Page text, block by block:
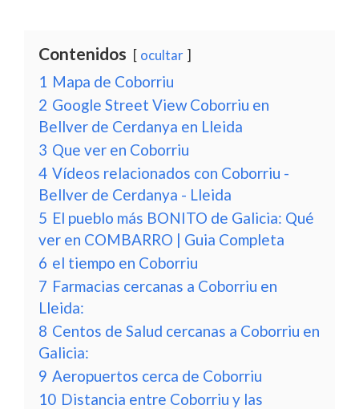
Contenidos ocultar
1 Mapa de Coborriu
2 Google Street View Coborriu en
Bellver de Cerdanya en Lleida
3 Que ver en Coborriu
4 Vídeos relacionados con Coborriu -
Bellver de Cerdanya - Lleida
5 El pueblo más BONITO de Galicia: Qué
ver en COMBARRO | Guia Completa
6 el tiempo en Coborriu
7 Farmacias cercanas a Coborriu en
Lleida:
8 Centos de Salud cercanas a Coborriu en
Galicia:
9 Aeropuertos cerca de Coborriu
10 Distancia entre Coborriu y las